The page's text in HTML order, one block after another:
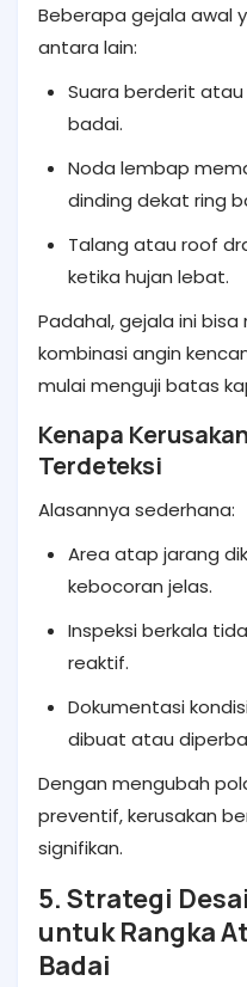
Beberapa gejala awal
antara lain:
Suara berderit
badai.
Noda lembap
dinding dekat ring
Talang atau roof
ketika hujan lebat.
Padahal, gejala ini
kombinasi angin
mulai menguji batas
Kenapa
Terdeteksi
Alasannya sederhana:
Area atap jarang
kebocoran jelas.
Inspeksi berkala
reaktif.
Dokumentasi
dibuat atau
Dengan mengubah
preventif, kerusakan
signifikan.
5. Strategi
untuk Rangka
Badai